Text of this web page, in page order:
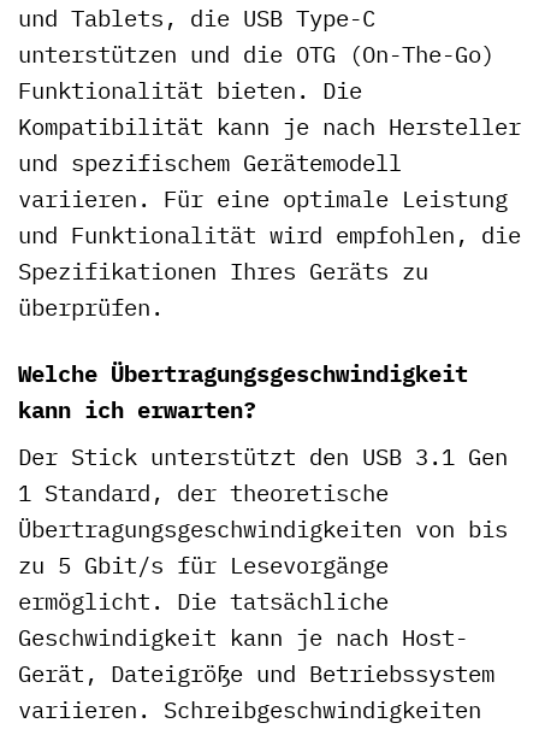
und Tablets, die USB Type-C
unterstützen und die OTG (On-The-Go)
Funktionalität bieten. Die
Kompatibilität kann je nach Hersteller
und spezifischem Gerätemodell
variieren. Für eine optimale Leistung
und Funktionalität wird empfohlen, die
Spezifikationen Ihres Geräts zu
überprüfen.
Welche Übertragungsgeschwindigkeit
kann ich erwarten?
Der Stick unterstützt den USB 3.1 Gen
1 Standard, der theoretische
Übertragungsgeschwindigkeiten von bis
zu 5 Gbit/s für Lesevorgänge
ermöglicht. Die tatsächliche
Geschwindigkeit kann je nach Host-
Gerät, Dateigröße und Betriebssystem
variieren. Schreibgeschwindigkeiten